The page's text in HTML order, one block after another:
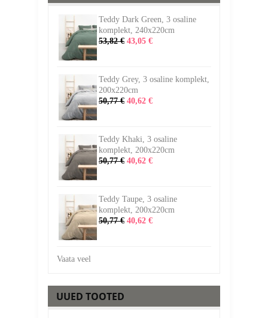
Teddy Dark Green, 3 osaline
komplekt, 240x220cm
53,82 € 43,05 €
Teddy Grey, 3 osaline komplekt,
200x220cm
50,77 € 40,62 €
Teddy Khaki, 3 osaline
komplekt, 200x220cm
50,77 € 40,62 €
Teddy Taupe, 3 osaline
komplekt, 200x220cm
50,77 € 40,62 €
Vaata veel
UUED TOOTED